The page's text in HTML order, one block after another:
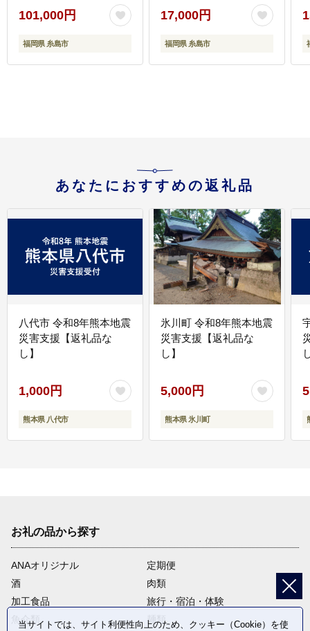
トラヤミートセンター
豚肉 セット 大容量
[AJD022]
101,000円
福岡県 糸島市
17,000円
福岡県 糸島市
あなたにおすすめの返礼品
八代市 令和8年熊本地震
災害支援【返礼品な
し】
1,000円
熊本県 八代市
氷川町 令和8年熊本地震
災害支援【返礼品な
し】
5,000円
熊本県 氷川町
お礼の品から探す
ANAオリジナル
定期便
酒
肉類
加工食品
旅行・宿泊・体験
魚介類
麺類
当サイトでは、サイト利便性向上のため、クッキー（Cookie）を使